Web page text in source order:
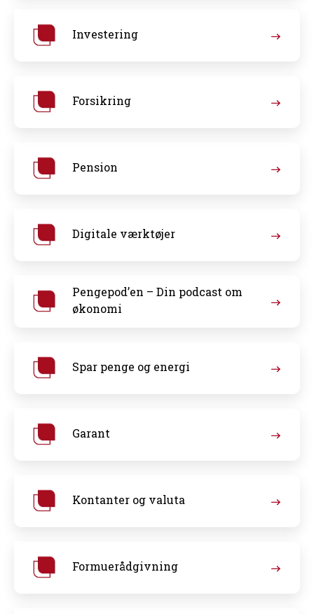
Investering
Forsikring
Pension
Digitale værktøjer
Pengepod’en – Din podcast om
økonomi
Spar penge og energi
Garant
Kontanter og valuta
Formuerådgivning